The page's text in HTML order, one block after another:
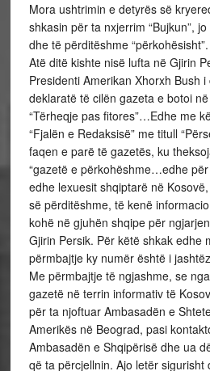
Mora ushtrimin e detyrës së
shkasin për ta nxjerrim “Bujkun”,
dhe të përditëshme “përkohësisht”.
Atë ditë kishte nisë lufta në Gjirin
Presidenti Amerikan Xhorxh Bush
deklaratë të cilën gazeta e botoi
“Tërheqje pas fitores”…Edhe me
“Fjalën e Redaksisë” me titull
faqen e parë të gazetës, ku
“gazetë e përkohëshme…edhe
edhe lexuesit shqiptarë në
së përditëshme, të kenë
kohë në gjuhën shqipe për
Gjirin Persik. Për këtë shkak edhe
përmbajtje ky numër është i
Me përmbajtje të ngjashme, se
gazetë në terrin informativ të
për ta njoftuar Ambasadën e
Amerikës në Beograd, pasi
Ambasadën e Shqipërisë dhe ua
që ta përcjellnin. Ajo letër sigurisht